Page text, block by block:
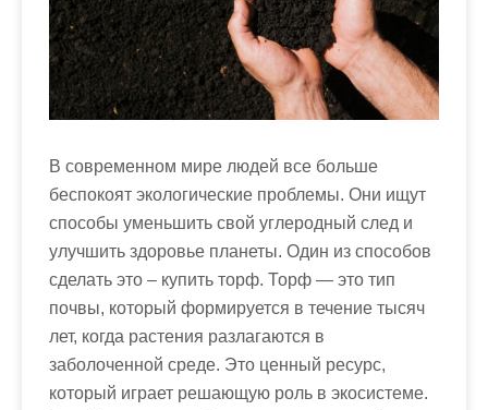
В современном мире людей все больше
беспокоят экологические проблемы. Они ищут
способы уменьшить свой углеродный след и
улучшить здоровье планеты. Один из способов
сделать это – купить торф. Торф — это тип
почвы, который формируется в течение тысяч
лет, когда растения разлагаются в
заболоченной среде. Это ценный ресурс,
который играет решающую роль в экосистеме.